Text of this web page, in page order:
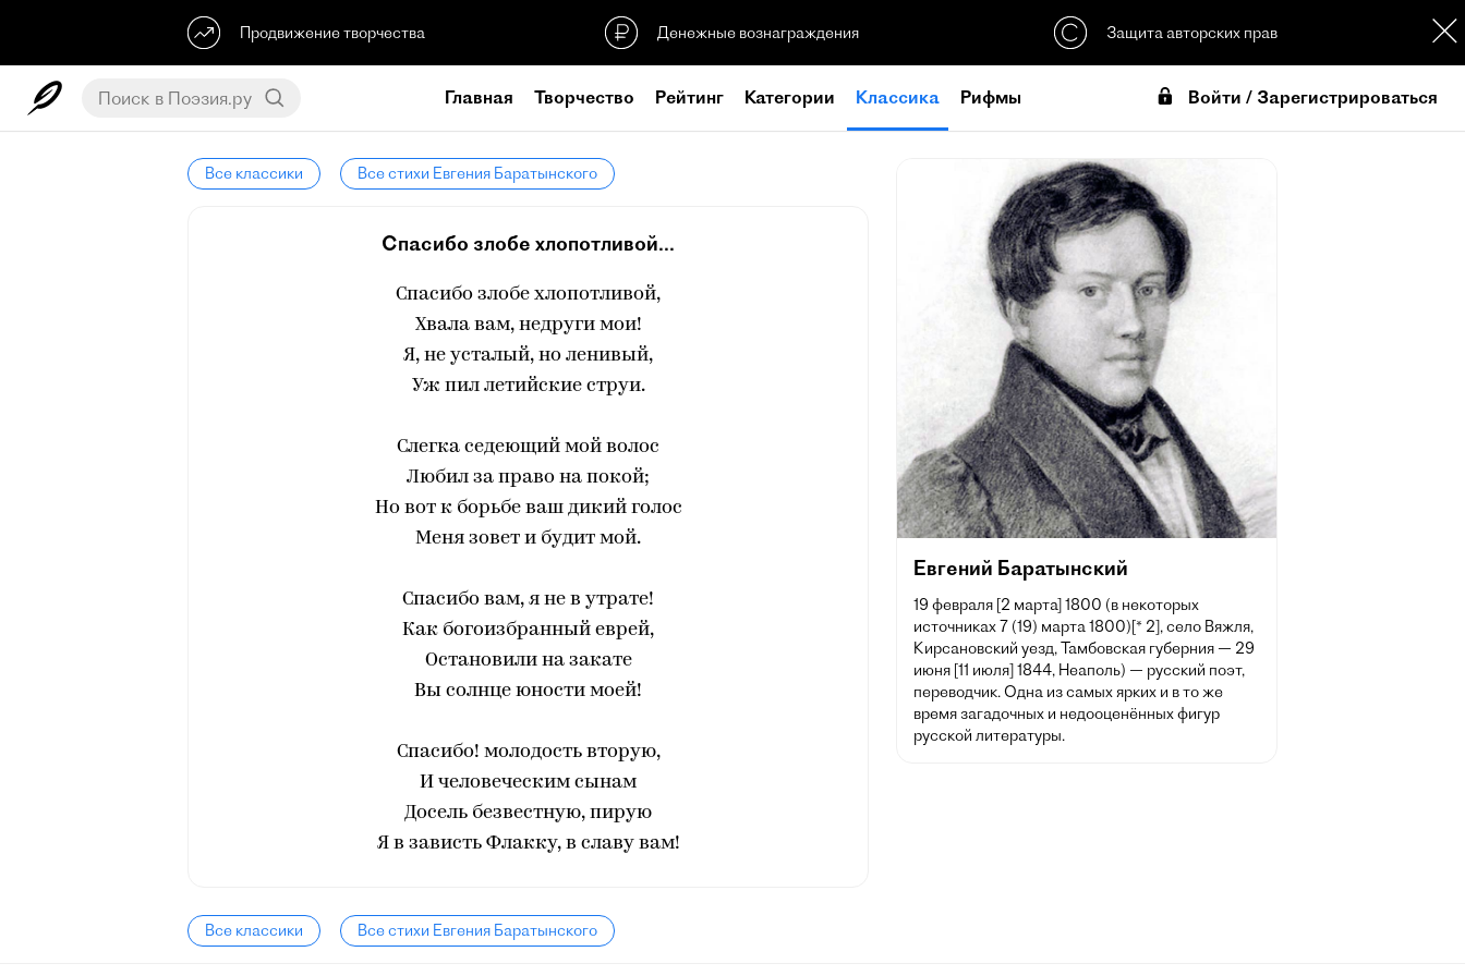
Продвижение творчества Денежные вознаграждения Защита авторских прав
Главная Творчество Рейтинг Категории Классика Рифмы Войти / Зарегистрироваться
Все классики Все стихи Евгения Баратынского
Спасибо злобе хлопотливой...
Спасибо злобе хлопотливой,
Хвала вам, недруги мои!
Я, не усталый, но ленивый,
Уж пил летийские струи.
Слегка седеющий мой волос
Любил за право на покой;
Но вот к борьбе ваш дикий голос
Меня зовет и будит мой.
Спасибо вам, я не в утрате!
Как богоизбранный еврей,
Остановили на закате
Вы солнце юности моей!
Спасибо! молодость вторую,
И человеческим сынам
Досель безвестную, пирую
Я в зависть Флакку, в славу вам!
Все классики Все стихи Евгения Баратынского
Евгений Баратынский
19 февраля [2 марта] 1800 (в некоторых
источниках 7 (19) марта 1800)[* 2], село Вяжля,
Кирсановский уезд, Тамбовская губерния — 29
июня [11 июля] 1844, Неаполь) — русский поэт,
переводчик. Одна из самых ярких и в то же
время загадочных и недооценённых фигур
русской литературы.